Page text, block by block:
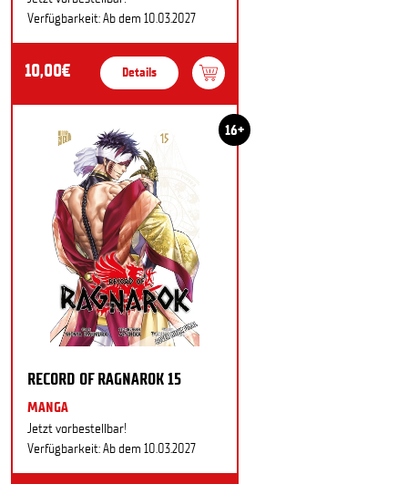
Verfügbarkeit: Ab dem 10.03.2027
10,00€ Details
16+
RECORD OF RAGNAROK 15
MANGA
Jetzt vorbestellbar!
Verfügbarkeit: Ab dem 10.03.2027